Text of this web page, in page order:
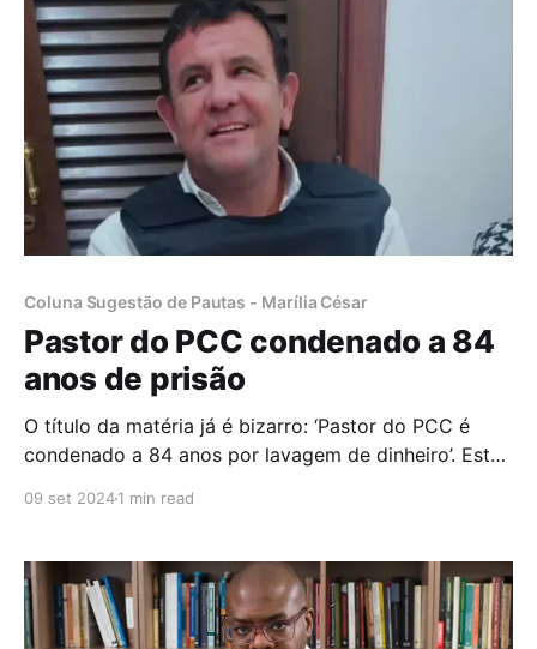
longo da história. O espetáculo, segundo
Coluna Sugestão de Pautas - Marília César
Pastor do PCC condenado a 84
anos de prisão
O título da matéria já é bizarro: ‘Pastor do PCC é
condenado a 84 anos por lavagem de dinheiro’. Está
(6/9) pelos crimes de lavagem
09 set 20241 min read